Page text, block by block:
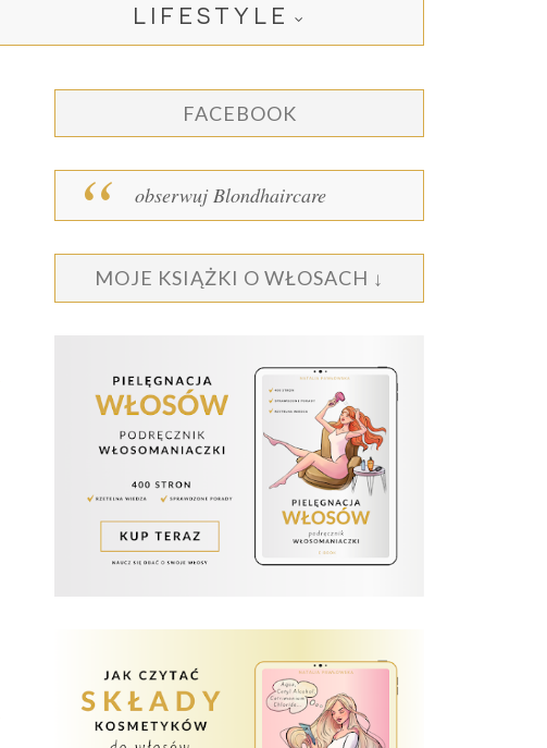
LIFESTYLE
FACEBOOK
obserwuj Blondhaircare
MOJE KSIĄŻKI O WŁOSACH ↓